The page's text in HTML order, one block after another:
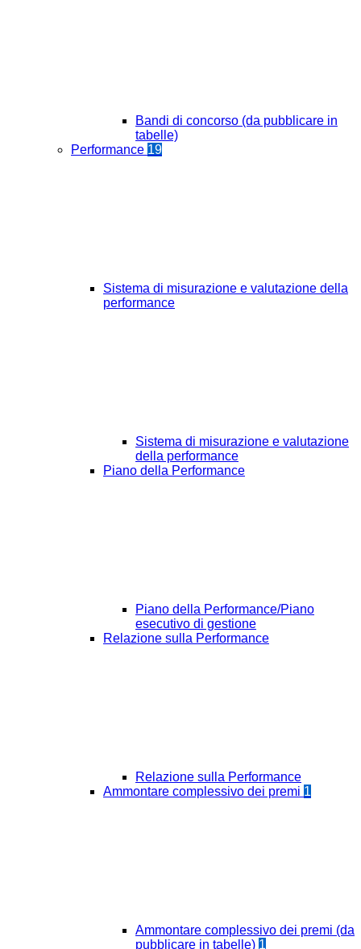
Bandi di concorso (da pubblicare in
tabelle)
Performance 19
Sistema di misurazione e valutazione della
performance
Sistema di misurazione e valutazione
della performance
Piano della Performance
Piano della Performance/Piano
esecutivo di gestione
Relazione sulla Performance
Relazione sulla Performance
Ammontare complessivo dei premi 1
Ammontare complessivo dei premi (da
pubblicare in tabelle) 1